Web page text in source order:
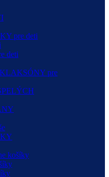
pre deti
deti
pre
košíky